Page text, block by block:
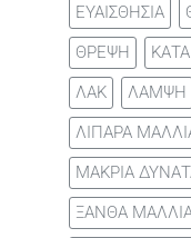
ΕΥΑΙΣΘΗΣΙΑ
ΘΡΕΨΗ
ΛΑΚ
ΛΑΜΨΗ
ΛΙΠΑΡΑ
ΜΑΚΡΙΑ
ΞΑΝΘΑ